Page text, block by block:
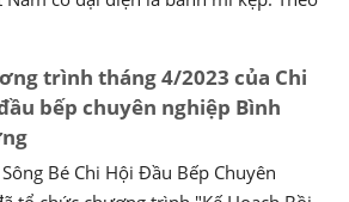
trình tháng 4/2023 của Chi
bếp chuyên nghiệp Bình
Bé Chi Hội Đầu Bếp Chuyên